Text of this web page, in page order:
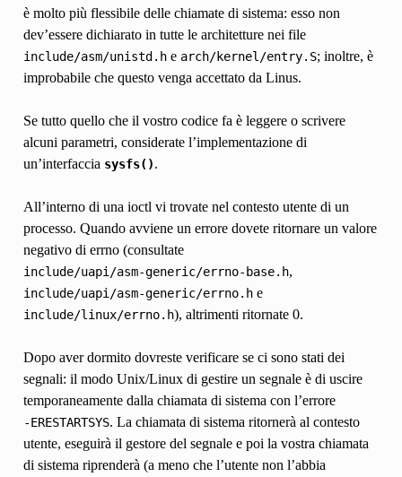
è molto più flessibile delle chiamate di sistema: esso non
dev’essere dichiarato in tutte le architetture nei file
include/asm/unistd.he arch/kernel/entry.S; inoltre, è
improbabile che questo venga accettato da Linus.
Se tutto quello che il vostro codice fa è leggere o scrivere
alcuni parametri, considerate l’implementazione di
un’interfaccia sysfs().
All’interno di una ioctl vi trovate nel contesto utente di un
processo. Quando avviene un errore dovete ritornare un valore
negativo di errno (consultate
include/uapi/asm-generic/errno-base.h,
include/uapi/asm-generic/errno.he
include/linux/errno.h), altrimenti ritornate 0.
Dopo aver dormito dovreste verificare se ci sono stati dei
segnali: il modo Unix/Linux di gestire un segnale è di uscire
temporaneamente dalla chiamata di sistema con l’errore
-ERESTARTSYS. La chiamata di sistema ritornerà al contesto
utente, eseguirà il gestore del segnale e poi la vostra chiamata
di sistema riprenderà (a meno che l’utente non l’abbia